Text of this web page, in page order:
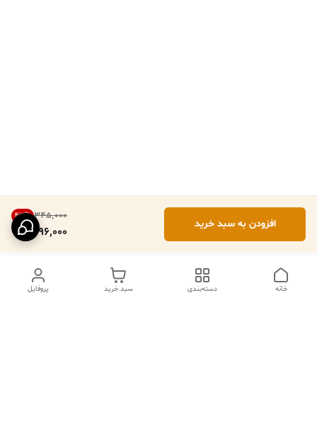
۳۴۵٬۰۰۰ 43%
196,000
افزودن به سبد خرید
پروفایل سبد خرید دسته‌بندی خانه